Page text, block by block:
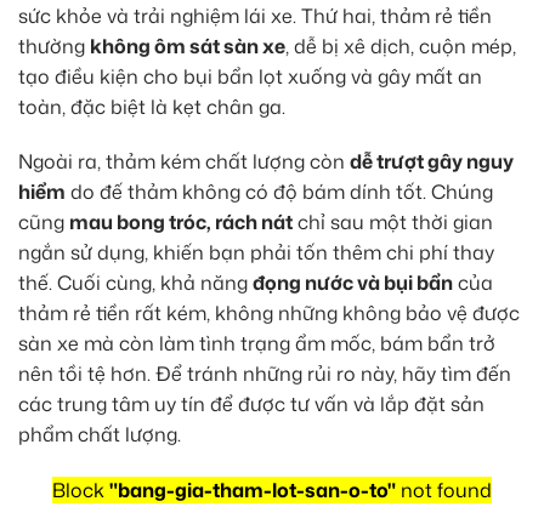
sức khỏe và trải nghiệm lái xe. Thứ hai, thảm rẻ tiền
thường không ôm sát sàn xe, dễ bị xê dịch, cuộn mép,
tạo điều kiện cho bụi bẩn lọt xuống và gây mất an
toàn, đặc biệt là kẹt chân ga.
Ngoài ra, thảm kém chất lượng còn dễ trượt gây nguy
hiểm do đế thảm không có độ bám dính tốt. Chúng
cũng mau bong tróc, rách nátchỉ sau một thời gian
ngắn sử dụng, khiến bạn phải tốn thêm chi phí thay
thế. Cuối cùng, khả năngđọng nước và bụi bẩncủa
thảm rẻ tiền rất kém, không những không bảo vệ được
sàn xe mà còn làm tình trạng ẩm mốc, bám bẩn trở
nên tồi tệ hơn. Để tránh những rủi ro này, hãy tìm đến
các trung tâm uy tín để được tư vấn và lắp đặt sản
phẩm chất lượng.
Block"bang-gia-tham-lot-san-o-to" not found